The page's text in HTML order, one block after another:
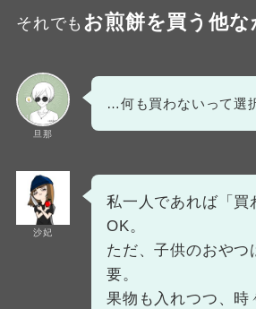
それでも お煎餅を買う他な
旦那
…何も買わないって選
沙妃
私一人であれば「買
OK。
ただ、子供のおやつ
要。
果物も入れつつ、時